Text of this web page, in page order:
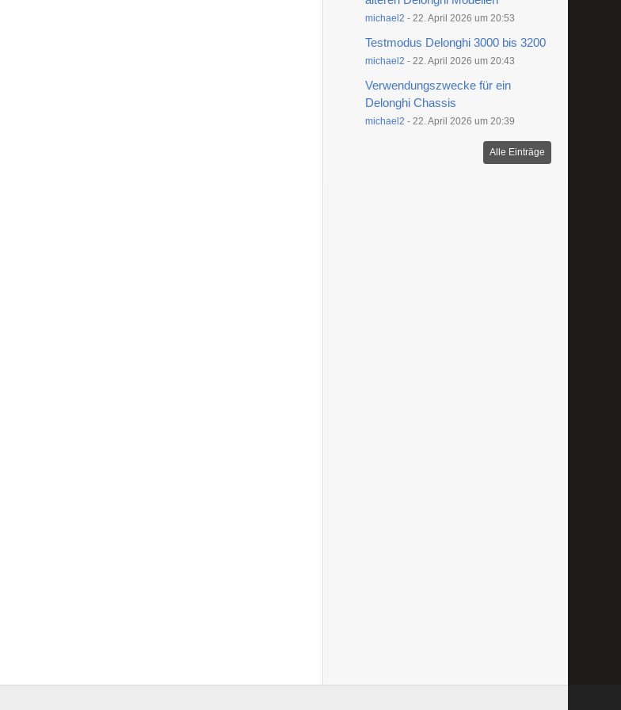
michael2 - 22. April 2026 um 20:53
Testmodus Delonghi 3000 bis 3200
michael2 - 22. April 2026 um 20:43
Verwendungszwecke für ein
Delonghi Chassis
michael2 - 22. April 2026 um 20:39
Alle Einträge